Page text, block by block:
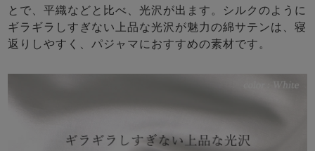
とで、平織などと比べ、光沢が出ます。シルクのように
ギラギラしすぎない上品な光沢が魅力の綿サテンは、寝
返りしやすく、パジャマにおすすめの素材です。